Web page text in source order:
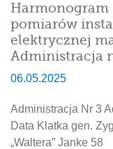
Harmonogram
pomiarów
elektrycznej
Administracja
06.05.2025
Administracja Nr 3
Data Klatka gen.
„Waltera” Janke 58